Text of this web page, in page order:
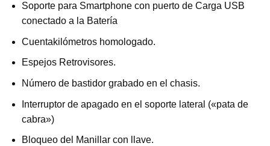
Soporte para Smartphone con puerto de Carga USB
conectado a la Batería
Cuentakilómetros homologado.
Espejos Retrovisores.
Número de bastidor grabado en el chasis.
Interruptor de apagado en el soporte lateral («pata de
cabra»)
Bloqueo del Manillar con llave.